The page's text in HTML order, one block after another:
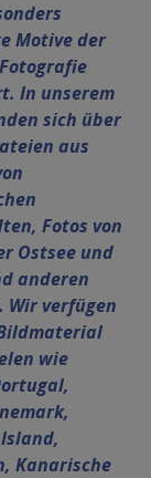
Motive der
In unserem
sich über
aus
Fotos von
Ostsee und
anderen
Wir verfügen
wie
Kanarische